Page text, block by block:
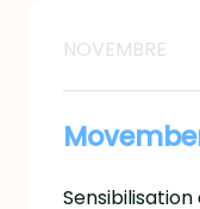
NOVEMBRE